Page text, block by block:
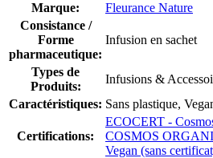
Marque:
Fleurance Nature
Consistance /
Forme
pharmaceutique:
Infusion en sachet
Types de
Produits:
Infusions &
Caractéristiques: Sans plastique,
Certifications:
ECOCERT -
COSMOS
Vegan (sans